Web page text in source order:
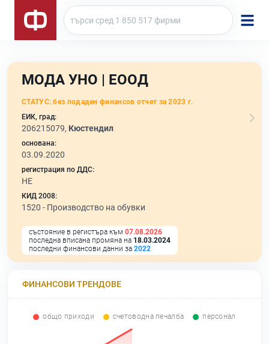
МОДА УНО | ЕООД
СТАТУС: без подаден финансов отчет за 2023 г.
ЕИК, град:
206215079, Кюстендил
основана:
03.09.2020
регистрация по ДДС:
НЕ
КИД 2008:
1520 - Производство на обувки
състояние в регистъра към 07.08.2026
последна вписана промяна на 18.03.2024
последни финансови данни за 2022
ФИНАНСОВИ ТРЕНДОВЕ
общо приходи счетоводна печалба персонал